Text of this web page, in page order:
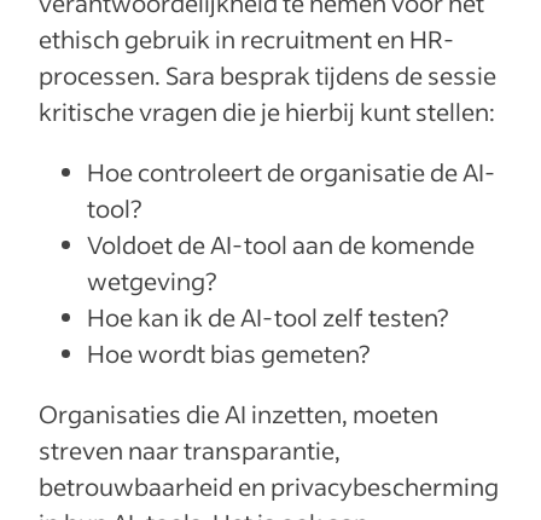
ethisch gebruik in recruitment en HR-
processen. Sara besprak tijdens de sessie
kritische vragen die je hierbij kunt stellen:
Hoe controleert de organisatie de AI-
tool?
Voldoet de AI-tool aan de komende
wetgeving?
Hoe kan ik de AI-tool zelf testen?
Hoe wordt bias gemeten?
Organisaties die AI inzetten, moeten
streven naar transparantie,
betrouwbaarheid en privacybescherming